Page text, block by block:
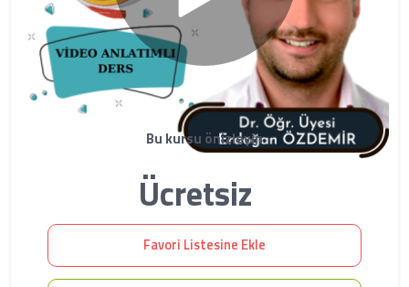
Bu kursu önizleyin
Ücretsiz
Favori Listesine Ekle